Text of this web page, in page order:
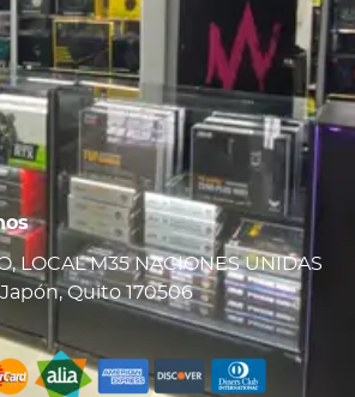
LOCAL M35 NACIONES UNIDAS
Japón, Quito 170506